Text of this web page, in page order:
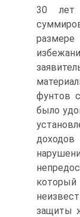
30 лет
размере
фунтов
было
защиты